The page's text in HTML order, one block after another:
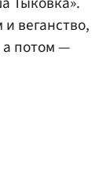
веганство,
а потом —